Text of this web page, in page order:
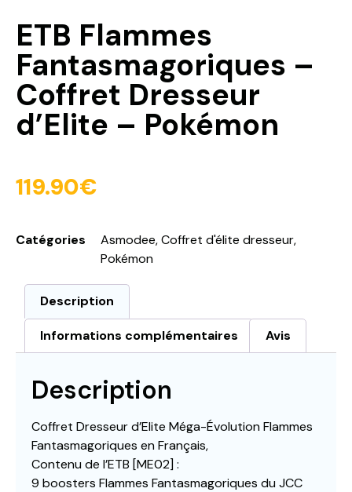
ETB Flammes
Fantasmagoriques –
Coffret Dresseur
d’Elite – Pokémon
119.90€
Catégories Asmodee,Coffret d'élite dresseur,
Pokémon
Description
Informations complémentaires Avis
Description
Coffret Dresseur d’Elite Méga-Évolution Flammes
Fantasmagoriques en Français,
Contenu de l’ETB [ME02] :
9 boosters Flammes Fantasmagoriques du JCC